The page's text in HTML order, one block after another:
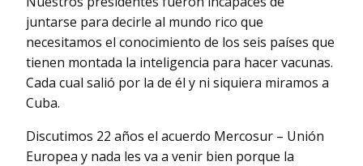
juntarse para decirle al mundo rico que
necesitamos el conocimiento de los seis países que
tienen montada la inteligencia para hacer vacunas.
Cada cual salió por la de él y ni siquiera miramos a
Cuba.
Discutimos 22 años el acuerdo Mercosur – Unión
Europea y nada les va a venir bien porque la